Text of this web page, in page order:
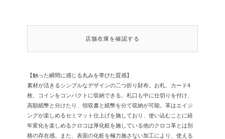
店舗在庫を確認する
【触った瞬間に感じる丸みを帯びた質感】
素材が活きるシンプルなデザインの二つ折り財布。お札、カード4
枚、コインをコンパクトに収納できる。札口も中に仕切りを付け、
高額紙幣と分けたり、領収書と紙幣を分て収納が可能。革はエイジ
ングが楽しめるセミマット仕上げを施しており、使い込むことに経
年変化を楽しめるクロコは厚化粧を施している他のクロコ革とは別
格の存在感。また、表面の化粧を極力施さない加工により、使える